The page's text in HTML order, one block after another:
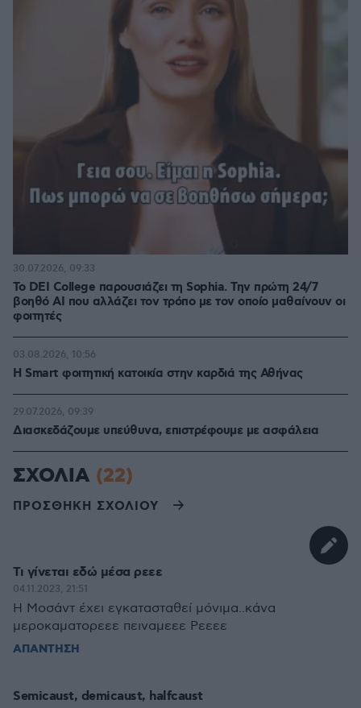
Το DEI College παρουσιάζει τη Sophia. Την πρώτη 24/7
βοηθό AI που αλλάζει τον τρόπο με τον οποίο μαθαίνουν οι
φοιτητές
30.07.2026, 09:33
Η Smart φοιτητική κατοικία στην καρδιά της Αθήνας
03.08.2026, 10:56
Διασκεδάζουμε υπεύθυνα, επιστρέφουμε με ασφάλεια
29.07.2026, 09:39
ΣΧΟΛΙΑ (22)
ΠΡΟΣΘΗΚΗ ΣΧΟΛΙΟΥ
Τι γίνεται εδώ μέσα ρεεε
04.11.2023, 21:51
Η Μοσάντ έχει εγκατασταθεί μόνιμα..κάνα
μεροκαματορεεε πειναμεεε Ρεεεε
ΑΠΑΝΤΗΣΗ
Semicaust, demicaust, halfcaust